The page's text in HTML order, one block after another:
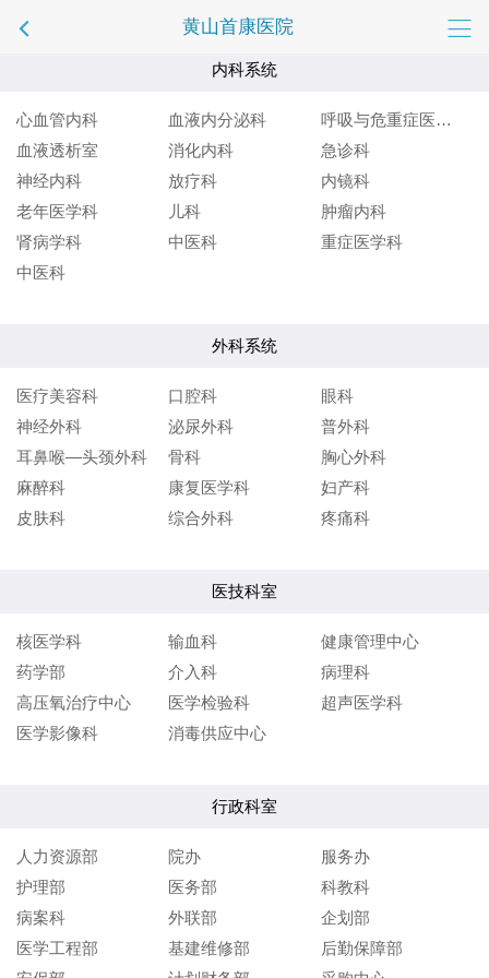
黄山首康医院
内科系统
心血管内科 血液内分泌科
呼吸与危重症医学科
血液透析室
消化内科
急诊科
神经内科
放疗科
内镜科
老年医学科
儿科
肿瘤内科
肾病学科
中医科
重症医学科
中医科
外科系统
医疗美容科 口腔科
眼科
神经外科
泌尿外科
普外科
耳鼻喉—头颈外科
骨科
胸心外科
麻醉科
康复医学科
妇产科
皮肤科
综合外科 疼痛科
医技科室
核医学科 输血科
健康管理中心
药学部
介入科
病理科
高压氧治疗中心
医学检验科
超声医学科
医学影像科
消毒供应中心
行政科室
人力资源部 院办
服务办
护理部
医务部
科教科
病案科
外联部
企划部
医学工程部
基建维修部
后勤保障部